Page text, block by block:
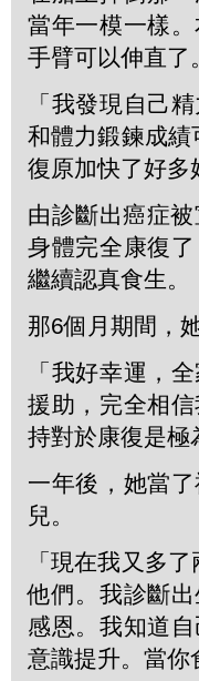
當年一模一樣
手臂可以伸直了
「我發現自己
和體力鍛鍊成
復原加快了好多
由診斷出癌症
身體完全康復
繼續認真食生。
那6個月期間，
「我好幸運，
援助，完全相
持對於康復是極
一年後，她當
兒。
「現在我又多
他們。我診斷
感恩。我知道
意識提升。當你